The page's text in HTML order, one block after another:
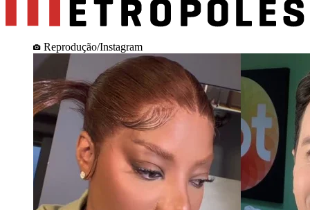
Reprodução/Instagram